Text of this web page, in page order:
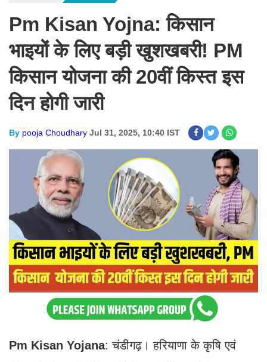
Pm Kisan Yojna: किसान
भाइयों के लिए बड़ी खुशखबरी! PM
किसान योजना की 20वीं किस्त इस
दिन होगी जारी
By pooja Choudhary Jul 31, 2025, 10:40 IST
Pm Kisan Yojana: चंडीगढ़। हरियाणा के कृषि एवं